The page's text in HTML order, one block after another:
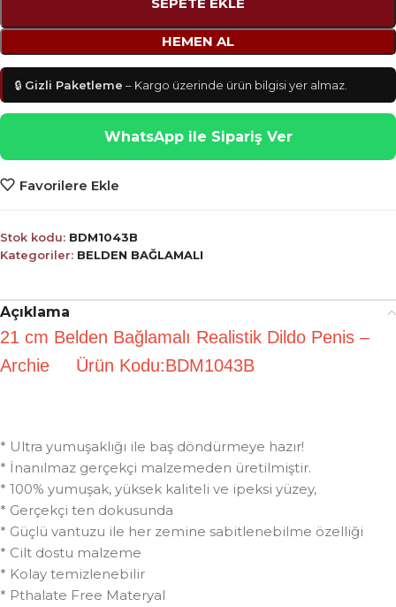
SEPETE EKLE
HEMEN AL
🔒 Gizli Paketleme – Kargo üzerinde ürün bilgisi yer almaz.
WhatsApp ile Sipariş Ver
Favorilere Ekle
Stok kodu: BDM1043B
Kategoriler: BELDEN BAĞLAMALI
Açıklama
21 cm Belden Bağlamalı Realistik Dildo Penis –
Archie Ürün Kodu:BDM1043B
* Ultra yumuşaklığı ile baş döndürmeye hazır!
* İnanılmaz gerçekçi malzemeden üretilmiştir.
* 100% yumuşak, yüksek kaliteli ve ipeksi yüzey,
* Gerçekçi ten dokusunda
* Güçlü vantuzu ile her zemine sabitlenebilme özelliği
* Cilt dostu malzeme
* Kolay temizlenebilir
* Pthalate Free Materyal